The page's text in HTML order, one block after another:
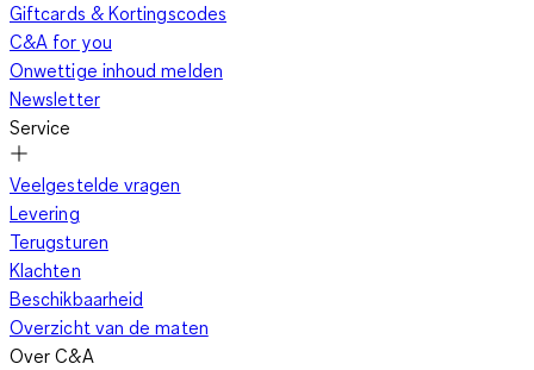
Giftcards & Kortingscodes
C&A for you
Onwettige inhoud melden
Newsletter
Service
Veelgestelde vragen
Levering
Terugsturen
Klachten
Beschikbaarheid
Overzicht van de maten
Over C&A